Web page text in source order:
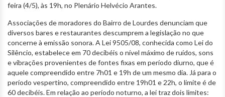
feira (4/5), às 19h, no Plenário Helvécio Arantes.
Associações de moradores do Bairro de Lourdes denunciam que
diversos bares e restaurantes descumprem a legislação no que
concerne à emissão sonora. A Lei 9505/08, conhecida como Lei do
Silêncio, estabelece em 70 decibéis o nível máximo de ruídos, sons
e vibrações provenientes de fontes fixas em período diurno, que é
aquele compreendido entre 7h01 e 19h de um mesmo dia. Já para o
período vespertino, compreendido entre 19h01 e 22h, o limite é de
60 decibéis. Em relação ao período noturno, a lei traz dois limites: